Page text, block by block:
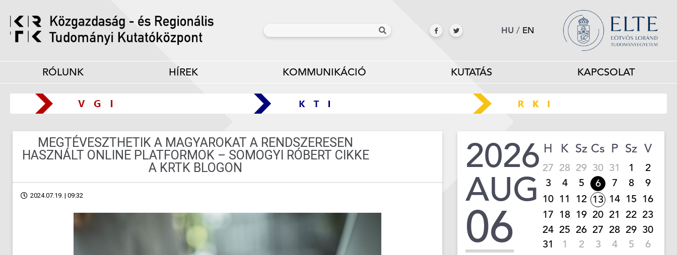
HU / EN
RÓLUNK HÍREK KOMMUNIKÁCIÓ KUTATÁS KAPCSOLAT
MEGTÉVESZTHETIK A MAGYAROKAT A RENDSZERESEN
HASZNÁLT ONLINE PLATFORMOK – SOMOGYI RÓBERT CIKKE
A KRTK BLOGON
2024.07.19. | 09:32
2026
AUG
06
H K Sz Cs P Sz V
27 28 29 30 31 1
2
3
4 5 6 7 8
9
10 11 12 13 14 15 16
17 18 19 20 21 22 23
24 25 26 27 28 29 30
31
1 2 3 4 5 6